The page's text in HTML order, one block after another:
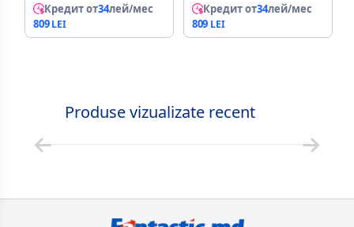
Кредит от34лей/мес
809
Кредит от34лей/мес
809
Produse vizualizate recent